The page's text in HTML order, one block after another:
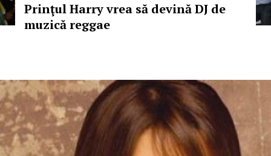
Prinţul Harry vrea să devină DJ de
muzică reggae